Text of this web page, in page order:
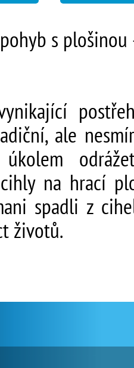
s plošinou
ale
na hrací
spadli z
životů.